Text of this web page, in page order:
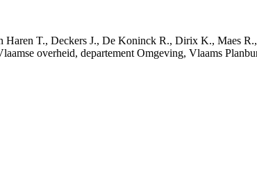
Haren T., Deckers J., De Koninck R., Dirix K., Maes
overheid, departement Omgeving, Vlaams